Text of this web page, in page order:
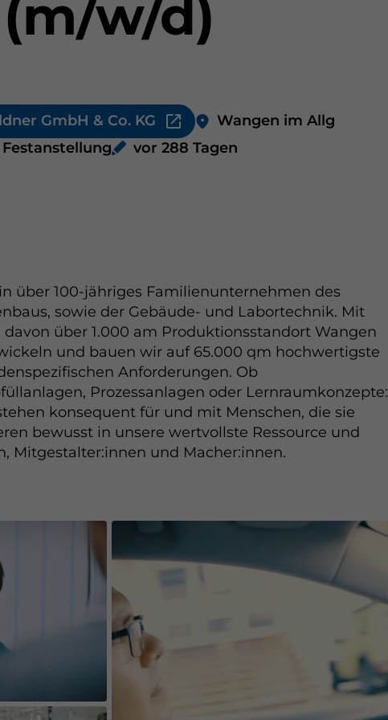
(m/w/d)
GmbH & Co. KG
Wangen im Allg
Festanstellung
vor 288 Tagen
über 100-jähriges Familienunternehmen des
sowie der Gebäude- und Labortechnik. Mit
davon über 1.000 am Produktionsstandort Wangen
und bauen wir auf 65.000 qm hochwertigste
Anforderungen. Ob
Prozessanlagen oder Lernraumkonzepte:
konsequent für und mit Menschen, die sie
bewusst in unsere wertvollste Ressource und
Mitgestalter:innen und Macher:innen.